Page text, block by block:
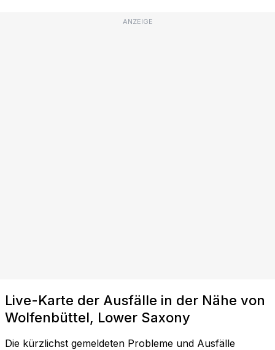
ANZEIGE
Live-Karte der Ausfälle in der Nähe von
Wolfenbüttel, Lower Saxony
Die kürzlichst gemeldeten Probleme und Ausfälle